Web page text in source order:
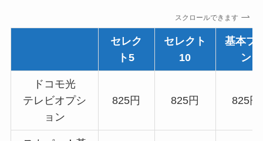
スクロールできます
セレク
ト5
セレクト
10
基本プ
ン
ドコモ光
テレビオプシ
ョン
825円 825円 825円